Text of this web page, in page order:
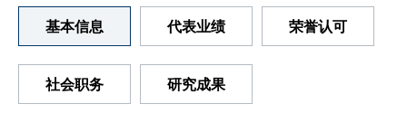
基本信息 代表业绩 荣誉认可
社会职务 研究成果